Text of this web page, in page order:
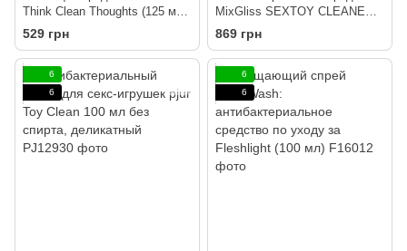
Think Clean Thoughts (125 мл)
без парабенов, глицерина и
нефтехимии
529 грн
MixGliss SEXTOY CLEANER
(100 мл) для дезинфекции
игрушек
869 грн
6
6
6
6